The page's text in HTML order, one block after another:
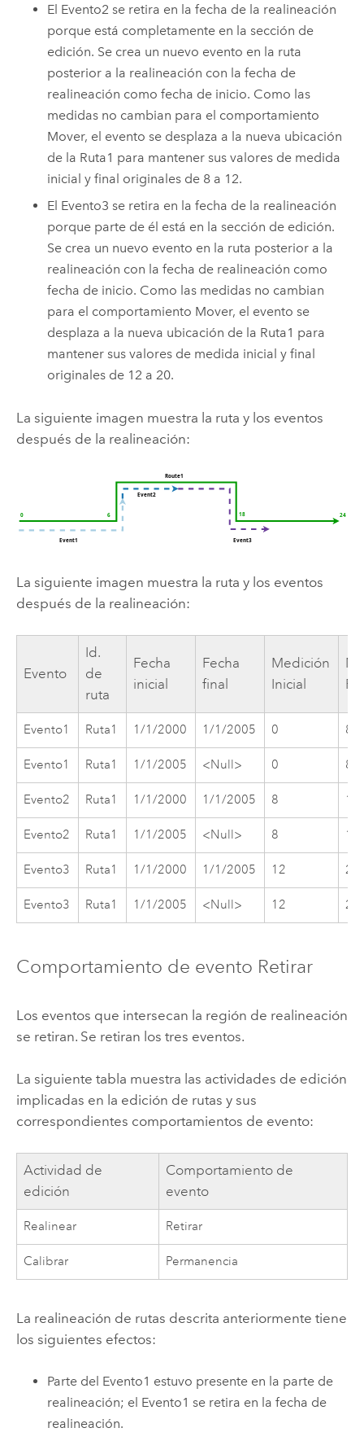
El Evento2 se retira en la fecha de la realineación
porque está completamente en la sección de
edición. Se crea un nuevo evento en la ruta
posterior a la realineación con la fecha de
realineación como fecha de inicio. Como las
medidas no cambian para el comportamiento
Mover, el evento se desplaza a la nueva ubicación
de la Ruta1 para mantener sus valores de medida
inicial y final originales de 8 a 12.
El Evento3 se retira en la fecha de la realineación
porque parte de él está en la sección de edición.
Se crea un nuevo evento en la ruta posterior a la
realineación con la fecha de realineación como
fecha de inicio. Como las medidas no cambian
para el comportamiento Mover, el evento se
desplaza a la nueva ubicación de la Ruta1 para
mantener sus valores de medida inicial y final
originales de 12 a 20.
La siguiente imagen muestra la ruta y los eventos
después de la realineación:
La siguiente imagen muestra la ruta y los eventos
después de la realineación:
Evento
Id.
de
ruta
Fecha
inicial
Fecha
final
Medición
Inicial
Evento1 Ruta1 1/1/2000 1/1/2005 0 8
Evento1 Ruta1 1/1/2005 <Null> 0 8
Evento2 Ruta1 1/1/2000 1/1/2005 8 12
Evento2 Ruta1 1/1/2005 <Null> 8 12
Evento3 Ruta1 1/1/2000 1/1/2005 12 20
Evento3 Ruta1 1/1/2005 <Null> 12 20
Comportamiento de evento Retirar
Los eventos que intersecan la región de realineación
se retiran. Se retiran los tres eventos.
La siguiente tabla muestra las actividades de edición
implicadas en la edición de rutas y sus
correspondientes comportamientos de evento:
Actividad de
edición
Comportamiento de
evento
Realinear Retirar
Calibrar Permanencia
La realineación de rutas descrita anteriormente tiene
los siguientes efectos:
Parte del Evento1 estuvo presente en la parte de
realineación; el Evento1 se retira en la fecha de
realineación.